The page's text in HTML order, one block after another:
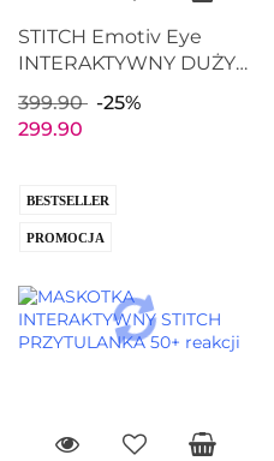
STITCH Emotiv Eye
INTERAKTYWNY DUŻY
Maskotka Interaktywna
36cm
399.90
-25%
299.90
BESTSELLER
PROMOCJA